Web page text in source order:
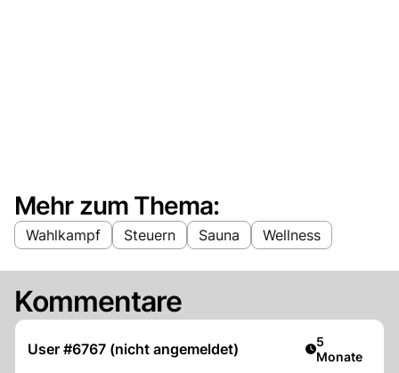
Mehr zum Thema:
Wahlkampf Steuern Sauna Wellness
Kommentare
User #6767 (nicht angemeldet) Artikel
5
Monate